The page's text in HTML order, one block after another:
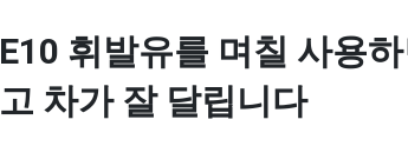
E10 휘발유를 며칠 사용
고 차가 잘 달립니다